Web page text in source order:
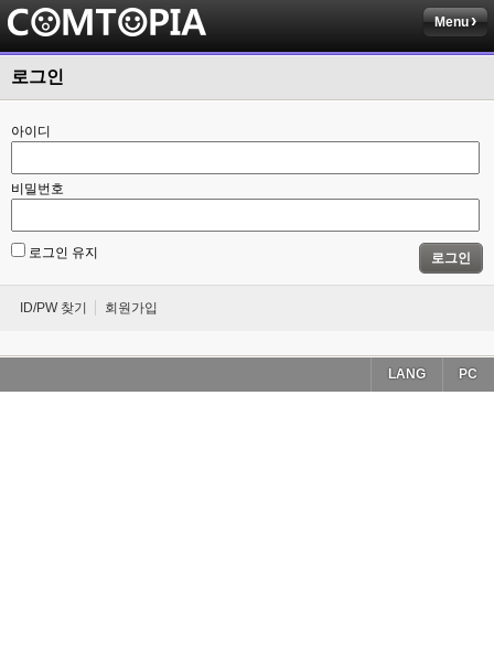
Menu
로그인
아이디
비밀번호
로그인 유지 로그인
ID/PW 찾기 회원가입
PC
LANG